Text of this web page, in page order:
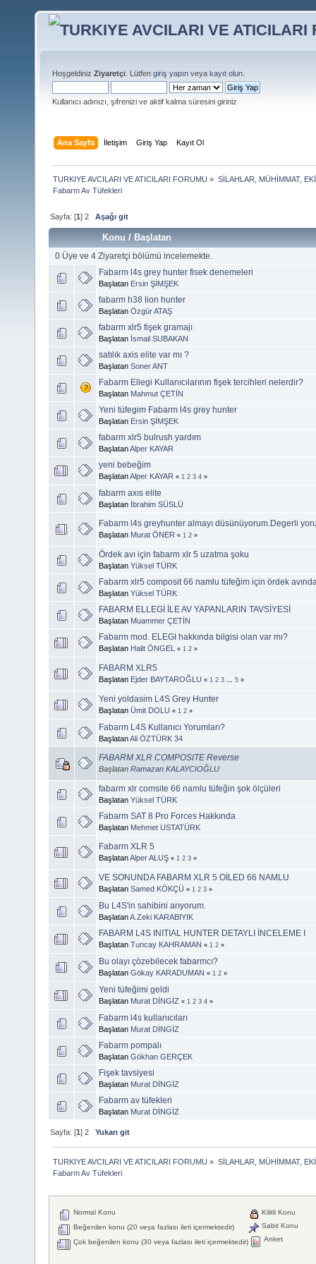
Hoşgeldiniz Ziyaretçi . Lütfen giriş yapın veya kayıt olun
Kullanıcı adınızı, şifrenizi ve aktif kalma süresini giriniz
Ana Sayfa İletişim Giriş Yap Kayıt Ol
TURKIYE AVCILARI VE ATICILARI FORUMU » SİLAHLAR, MÜHİMMAT,
Fabarm Av Tüfekleri
Sayfa: [1]2 Aşağı git
Konu /Başlatan
0 Üye ve 4 Ziyaretçi bölümü incelemekte.
Fabarm l4s grey hunter fisek denemeleri
Başlatan Ersin ŞİMŞEK
fabarm h38 lion hunter
Başlatan Özgür ATAŞ
fabarm xlr5 fişek gramajı
Başlatan İsmail SUBAKAN
satılık axis elite var mı ?
Başlatan Soner ANT
Fabarm Ellegi Kullanıcılarının fişek tercihleri nelerdir?
Başlatan Mahmut ÇETİN
Yeni tüfegim Fabarm l4s grey hunter
Başlatan Ersin ŞİMŞEK
fabarm xlr5 bulrush yardım
BaşlatanAlper KAYAR
yeni bebeğim
BaşlatanAlper KAYAR « 1 2 3 4 »
fabarm axıs elite
Başlatan İbrahim SÜSLÜ
Fabarm l4s greyhunter almayı düsünüyorum.Degerli
Başlatan Murat ÖNER « 1 2 »
Ördek avı için fabarm xlr 5 uzatma şoku
Başlatan Yüksel TÜRK
Fabarm xlr5 composit 66 namlu tüfeğim için ördek
Başlatan Yüksel TÜRK
FABARM ELLEGİ İLE AV YAPANLARIN TAVSİYESİ
Başlatan Muammer ÇETİN
Fabarm mod. ELEGI hakkında bilgisi olan var mı?
Başlatan Halit ÖNGEL « 1 2 »
FABARM XLR5
Başlatan Ejder BAYTAROĞLU « 1 2 3 5 »
Yeni yoldasim L4S Grey Hunter
Başlatan Ümit DOLU « 1 2 »
Fabarm L4S Kullanıcı Yorumları?
BaşlatanAli ÖZTÜRK 34
FABARM XLR COMPOSITE Reverse
Başlatan Ramazan KALAYCIOĞLU
fabarm xlr comsite 66 namlu tüfeğin şok ölçüleri
Başlatan Yüksel TÜRK
Fabarm SAT 8 Pro Forces Hakkında
Başlatan Mehmet USTATÜRK
Fabarm XLR 5
BaşlatanAlper ALUŞ « 1 2 3 »
VE SONUNDA FABARM XLR 5 OİLED 66 NAMLU
Başlatan Samed KÖKÇÜ « 1 2 3 »
Bu L4S'in sahibini arıyorum.
BaşlatanA.Zeki KARABIYIK
FABARM L4S INITIAL HUNTER DETAYLI İNCELEME I
Başlatan Tuncay KAHRAMAN « 1 2 »
Bu olayı çözebilecek fabarmcı?
Başlatan Gökay KARADUMAN « 1 2 »
Yeni tüfeğimi geldi
Başlatan Murat DİNGİZ « 1 2 3 4 »
Fabarm l4s kullanıcıları
Başlatan Murat DİNGİZ
Fabarm pompalı
Başlatan Gökhan GERÇEK
Fişek tavsiyesi
Başlatan Murat DİNGİZ
Fabarm av tüfekleri
Başlatan Murat DİNGİZ
Sayfa: [1]2 Yukarı git
TURKIYE AVCILARI VE ATICILARI FORUMU » SİLAHLAR, MÜHİMMAT,
Fabarm Av Tüfekleri
Normal Konu
Beğenilen konu (20 veya fazlası ileti içermektedir)
Çok beğenilen konu (30 veya fazlası ileti içermektedir)
Kilitli Konu
Sabit Konu
Anket